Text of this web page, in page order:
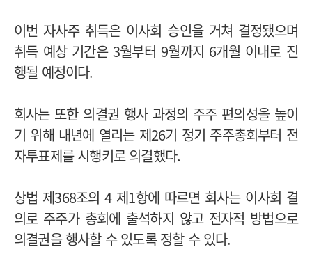
이번 자사주 취득은 이사회 승인을 거쳐 결정됐으며
취득 예상 기간은 3월부터 9월까지 6개월 이내로 진
행될 예정이다.
회사는 또한 의결권 행사 과정의 주주 편의성을 높이
기 위해 내년에 열리는 제26기 정기 주주총회부터 전
자투표제를 시행키로 의결했다.
상법 제368조의 4 제1항에 따르면 회사는 이사회 결
의로 주주가 총회에 출석하지 않고 전자적 방법으로
의결권을 행사할 수 있도록 정할 수 있다.